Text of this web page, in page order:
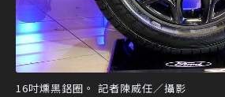
16吋燻黑鋁圈。 記者陳威任／攝影